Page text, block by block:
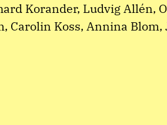
Korander, Ludvig Allén,
Carolin Koss, Annina Blom,